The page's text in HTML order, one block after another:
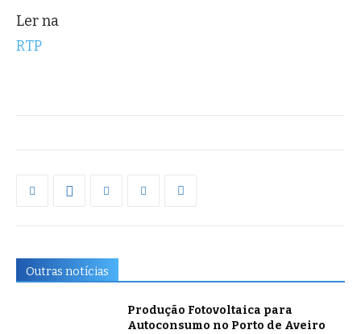
Ler na
RTP
Outras notícias
Produção Fotovoltaica para
Autoconsumo no Porto de Aveiro